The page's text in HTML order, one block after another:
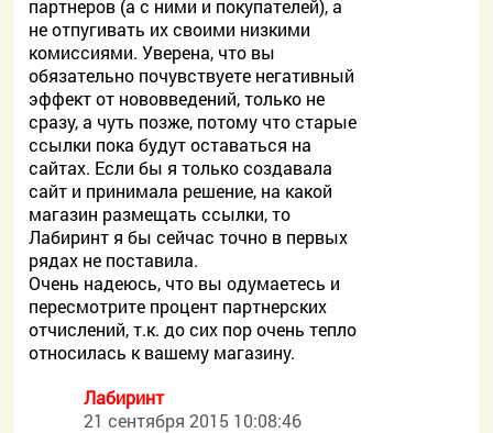
партнеров (а с ними и покупателей), а
не отпугивать их своими низкими
комиссиями. Уверена, что вы
обязательно почувствуете негативный
эффект от нововведений, только не
сразу, а чуть позже, потому что старые
ссылки пока будут оставаться на
сайтах. Если бы я только создавала
сайт и принимала решение, на какой
магазин размещать ссылки, то
Лабиринт я бы сейчас точно в первых
рядах не поставила.
Очень надеюсь, что вы одумаетесь и
пересмотрите процент партнерских
отчислений, т.к. до сих пор очень тепло
относилась к вашему магазину.
Лабиринт
21 сентября 2015 10:08:46